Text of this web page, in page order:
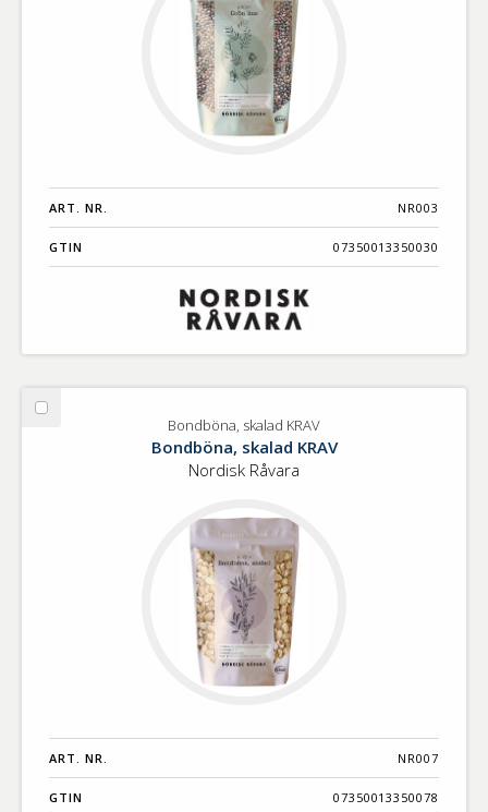
ART. NR. NR003
GTIN 07350013350030
Välj
Bondböna, skalad KRAV
Bondböna, skalad KRAV
Nordisk Råvara
ART. NR. NR007
GTIN 07350013350078